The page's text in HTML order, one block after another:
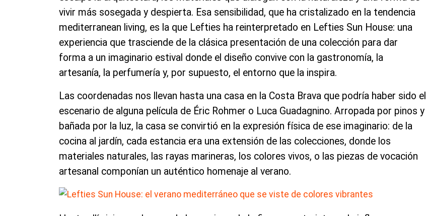
vivir más sosegada y despierta. Esa sensibilidad, que ha cristalizado en la tendencia
mediterranean living, es la que Lefties ha reinterpretado en Lefties Sun House: una
experiencia que trasciende de la clásica presentación de una colección para dar
forma a un imaginario estival donde el diseño convive con la gastronomía, la
artesanía, la perfumería y, por supuesto, el entorno que la inspira.
Las coordenadas nos llevan hasta una casa en la Costa Brava que podría haber sido el
escenario de alguna película de Éric Rohmer o Luca Guadagnino. Arropada por pinos y
bañada por la luz, la casa se convirtió en la expresión física de ese imaginario: de la
cocina al jardín, cada estancia era una extensión de las colecciones, donde los
materiales naturales, las rayas marineras, los colores vivos, o las piezas de vocación
artesanal componían un auténtico homenaje al verano.